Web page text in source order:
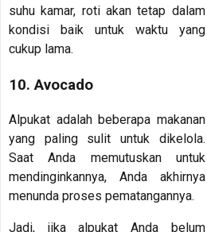
suhu kamar, roti akan tetap dalam
kondisi baik untuk waktu yang
cukup lama.
10. Avocado
Alpukat adalah beberapa makanan
yang paling sulit untuk dikelola.
Saat Anda memutuskan untuk
mendinginkannya, Anda akhirnya
menunda proses pematangannya.
Jadi, jika alpukat Anda belum